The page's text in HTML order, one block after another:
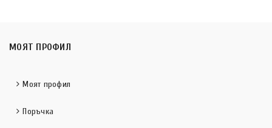
МОЯТ ПРОФИЛ
Моят профил
Поръчка